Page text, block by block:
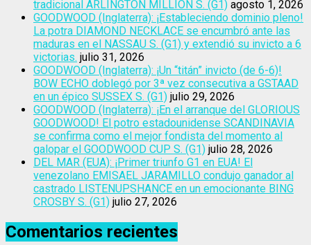
tradicional ARLINGTON MILLION S. (G1) agosto 1, 2026
GOODWOOD (Inglaterra): ¡Estableciendo dominio pleno!
La potra DIAMOND NECKLACE se encumbró ante las
maduras en el NASSAU S. (G1) y extendió su invicto a 6
victorias. julio 31, 2026
GOODWOOD (Inglaterra): ¡Un “titán” invicto (de 6-6)!
BOW ECHO doblegó por 3ª vez consecutiva a GSTAAD
en un épico SUSSEX S. (G1) julio 29, 2026
GOODWOOD (Inglaterra): ¡En el arranque del GLORIOUS
GOODWOOD! El potro estadounidense SCANDINAVIA
se confirma como el mejor fondista del momento al
galopar el GOODWOOD CUP S. (G1) julio 28, 2026
DEL MAR (EUA): ¡Primer triunfo G1 en EUA! El
venezolano EMISAEL JARAMILLO condujo ganador al
castrado LISTENUPSHANCE en un emocionante BING
CROSBY S. (G1) julio 27, 2026
Comentarios recientes